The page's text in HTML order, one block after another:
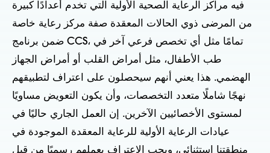
فيه مراكز الرعاية الصحية الأولية التي تخدم أعدادًا كبيرة
من المرضى ذوي الحالات المعقدة صفة مركز رعاية خاصة
ضمن برنامج CCS، تمامًا مثل أي تخصص فرعي آخر في
طب الأطفال، مثل أمراض القلب أو أمراض الجهاز
الهضمي. هذا يعني أنهم سيحصلون على اعتراف لتطبيقهم
نهجًا شاملًا متعدد التخصصات، وأن يكون التعويض مساويًا
لمستوى الأخصائيين الآخرين. إن العمل الجاري حاليًا في
عيادات الرعاية الأولية للرعاية المعقدة الموجودة في
منطقتنا استثنائي، ويجب الاعتراف بعملهم رسميًا من قِبل